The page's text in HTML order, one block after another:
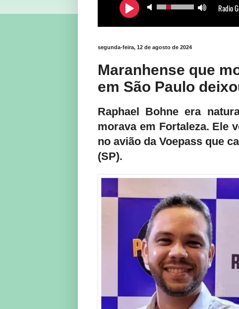
segunda-feira, 12 de agosto de 2024
Maranhense que
em São Paulo
Raphael Bohne era
morava em Fortaleza. Ele
no avião da Voepass que
(SP).